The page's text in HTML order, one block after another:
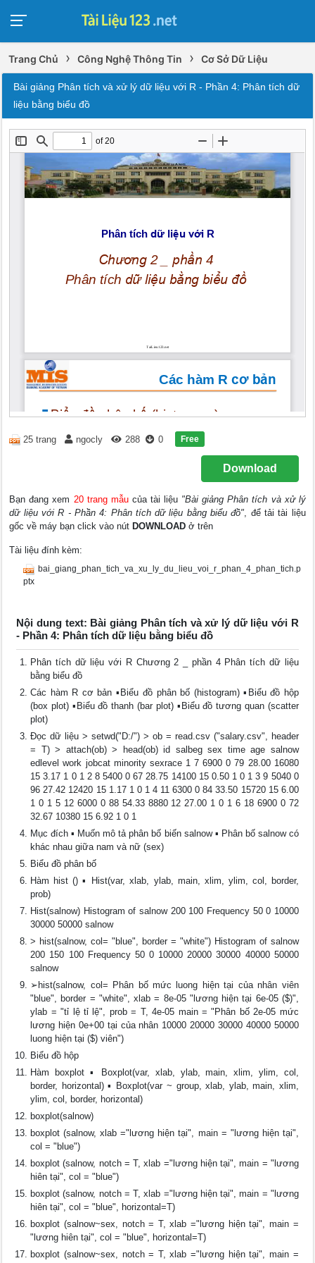
Trang Chủ › Công Nghệ Thông Tin › Cơ Sở Dữ Liệu
Bài giảng Phân tích và xử lý dữ liệu với R - Phần 4: Phân tích dữ
liệu bằng biểu đồ
25 trang ngocly 288 0 Free
Download
Bạn đang xem 20 trang mẫucủa tài liệu "Bài giảng Phân tích và xử lý
dữ liệu với R - Phần 4: Phân tích dữ liệu bằng biểu đồ", để tải tài liệu
gốc về máy bạn click vào nút DOWNLOAD ở trên
Tài liệu đính kèm:
bai_giang_phan_tich_va_xu_ly_du_lieu_voi_r_phan_4_phan_tich.p
ptx
Nội dung text: Bài giảng Phân tích và xử lý dữ liệu với R
- Phần 4: Phân tích dữ liệu bằng biểu đồ
Phân tích dữ liệu với R Chương 2 _ phần 4 Phân tích dữ liệu
bằng biểu đồ
Các hàm R cơ bản ▪Biểu đồ phân bố (histogram) ▪Biểu đồ hộp
(box plot) ▪Biểu đồ thanh (bar plot) ▪Biểu đồ tương quan (scatter
plot)
Đọc dữ liệu > setwd("D:/") > ob = read.csv ("salary.csv", header
= T) > attach(ob) > head(ob) id salbeg sex time age salnow
edlevel work jobcat minority sexrace 1 7 6900 0 79 28.00 16080
15 3.17 1 0 1 2 8 5400 0 67 28.75 14100 15 0.50 1 0 1 3 9 5040 0
96 27.42 12420 15 1.17 1 0 1 4 11 6300 0 84 33.50 15720 15 6.00
1 0 1 5 12 6000 0 88 54.33 8880 12 27.00 1 0 1 6 18 6900 0 72
32.67 10380 15 6.92 1 0 1
Mục đích ▪ Muốn mô tả phân bố biến salnow ▪ Phân bố salnow có
khác nhau giữa nam và nữ (sex)
Biểu đồ phân bố
Hàm hist () ▪ Hist(var, xlab, ylab, main, xlim, ylim, col, border,
prob)
Hist(salnow) Histogram of salnow 200 100 Frequency 50 0 10000
30000 50000 salnow
> hist(salnow, col= "blue", border = "white") Histogram of salnow
200 150 100 Frequency 50 0 10000 20000 30000 40000 50000
salnow
➢hist(salnow, col= Phân bố mức luong hiện tại của nhân viên
"blue", border = "white", xlab = 8e-05 "lương hiện tại 6e-05 ($)",
ylab = "tỉ lệ tỉ lệ", prob = T, 4e-05 main = "Phân bố 2e-05 mức
lương hiện 0e+00 tại của nhân 10000 20000 30000 40000 50000
luong hiện tại ($) viên")
Biểu đồ hộp
Hàm boxplot ▪ Boxplot(var, xlab, ylab, main, xlim, ylim, col,
border, horizontal) ▪ Boxplot(var ~ group, xlab, ylab, main, xlim,
ylim, col, border, horizontal)
boxplot(salnow)
boxplot (salnow, xlab ="lương hiện tại", main = "lương hiện tại",
col = "blue")
boxplot (salnow, notch = T, xlab ="lương hiện tại", main = "lương
hiên tại", col = "blue")
boxplot (salnow, notch = T, xlab ="lương hiện tại", main = "lương
hiên tại", col = "blue", horizontal=T)
boxplot (salnow~sex, notch = T, xlab ="lương hiện tại", main =
"lương hiên tại", col = "blue", horizontal=T)
boxplot (salnow~sex, notch = T, xlab ="lương hiện tại", main =